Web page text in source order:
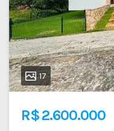
17
R$ 2.600.000